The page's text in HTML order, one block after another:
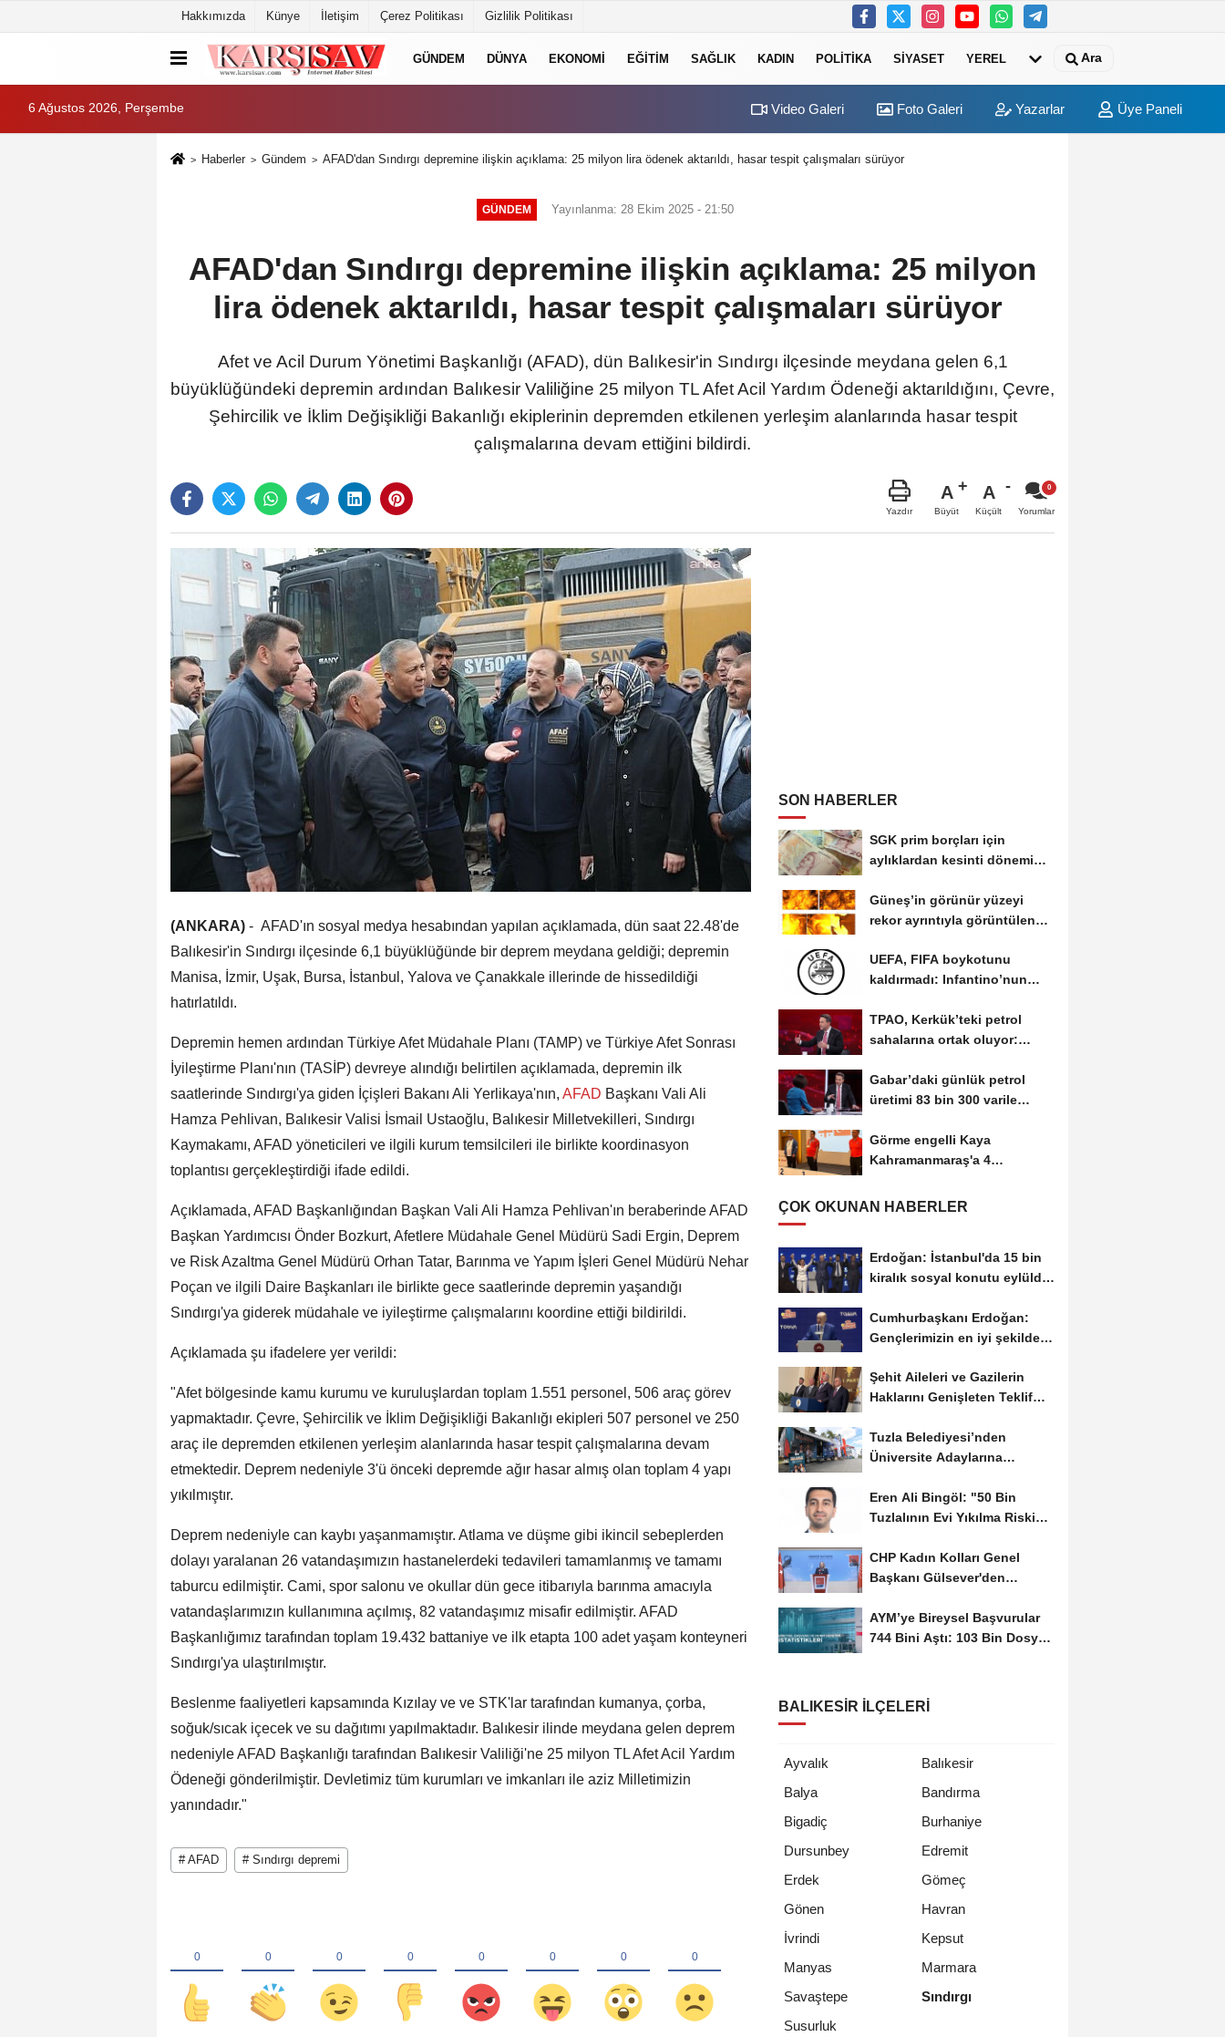
Hakkımızda Künye İletişim Çerez Politikası Gizlilik Politikası
GÜNDEM DÜNYA EKONOMI EĞITIM SAĞLIK KADIN POLITIKA SIYASET YEREL Ara
6 Ağustos 2026, Perşembe Video Galeri Foto Galeri Yazarlar Üye Paneli
Haberler Gündem AFAD'dan Sındırgı depremine ilişkin açıklama: 25 milyon lira ödenek aktarıldı, hasar tespit çalışmaları sürüyor
GÜNDEM Yayınlanma: 28 Ekim 2025 - 21:50
AFAD'dan Sındırgı depremine ilişkin açıklama: 25 milyon
lira ödenek aktarıldı, hasar tespit çalışmaları sürüyor
Afet ve Acil Durum Yönetimi Başkanlığı (AFAD), dün Balıkesir'in Sındırgı ilçesinde meydana gelen 6,1
büyüklüğündeki depremin ardından Balıkesir Valiliğine 25 milyon TL Afet Acil Yardım Ödeneği aktarıldığını, Çevre,
Şehircilik ve İklim Değişikliği Bakanlığı ekiplerinin depremden etkilenen yerleşim alanlarında hasar tespit
çalışmalarına devam ettiğini bildirdi.
Yazdır
A
Büyüt
A
Küçült Yorumlar
(ANKARA) - AFAD'ın sosyal medya hesabından yapılan açıklamada, dün saat 22.48'de
Balıkesir'in Sındırgı ilçesinde 6,1 büyüklüğünde bir deprem meydana geldiği; depremin
Manisa, İzmir, Uşak, Bursa, İstanbul, Yalova ve Çanakkale illerinde de hissedildiği
hatırlatıldı.
Depremin hemen ardından Türkiye Afet Müdahale Planı (TAMP) ve Türkiye Afet Sonrası
İyileştirme Planı'nın (TASİP) devreye alındığı belirtilen açıklamada, depremin ilk
saatlerinde Sındırgı'ya giden İçişleri Bakanı Ali Yerlikaya'nın, AFAD Başkanı Vali Ali
Hamza Pehlivan, Balıkesir Valisi İsmail Ustaoğlu, Balıkesir Milletvekilleri, Sındırgı
Kaymakamı, AFAD yöneticileri ve ilgili kurum temsilcileri ile birlikte koordinasyon
toplantısı gerçekleştirdiği ifade edildi.
Açıklamada, AFAD Başkanlığından Başkan Vali Ali Hamza Pehlivan'ın beraberinde AFAD
Başkan Yardımcısı Önder Bozkurt, Afetlere Müdahale Genel Müdürü Sadi Ergin, Deprem
ve Risk Azaltma Genel Müdürü Orhan Tatar, Barınma ve Yapım İşleri Genel Müdürü Nehar
Poçan ve ilgili Daire Başkanları ile birlikte gece saatlerinde depremin yaşandığı
Sındırgı'ya giderek müdahale ve iyileştirme çalışmalarını koordine ettiği bildirildi.
Açıklamada şu ifadelere yer verildi:
"Afet bölgesinde kamu kurumu ve kuruluşlardan toplam 1.551 personel, 506 araç görev
yapmaktadır. Çevre, Şehircilik ve İklim Değişikliği Bakanlığı ekipleri 507 personel ve 250
araç ile depremden etkilenen yerleşim alanlarında hasar tespit çalışmalarına devam
etmektedir. Deprem nedeniyle 3'ü önceki depremde ağır hasar almış olan toplam 4 yapı
yıkılmıştır.
Deprem nedeniyle can kaybı yaşanmamıştır. Atlama ve düşme gibi ikincil sebeplerden
dolayı yaralanan 26 vatandaşımızın hastanelerdeki tedavileri tamamlanmış ve tamamı
taburcu edilmiştir. Cami, spor salonu ve okullar dün gece itibarıyla barınma amacıyla
vatandaşlarımızın kullanımına açılmış, 82 vatandaşımız misafir edilmiştir. AFAD
Başkanlığımız tarafından toplam 19.432 battaniye ve ilk etapta 100 adet yaşam konteyneri
Sındırgı'ya ulaştırılmıştır.
Beslenme faaliyetleri kapsamında Kızılay ve ve STK'lar tarafından kumanya, çorba,
soğuk/sıcak içecek ve su dağıtımı yapılmaktadır. Balıkesir ilinde meydana gelen deprem
nedeniyle AFAD Başkanlığı tarafından Balıkesir Valiliği'ne 25 milyon TL Afet Acil Yardım
Ödeneği gönderilmiştir. Devletimiz tüm kurumları ve imkanları ile aziz Milletimizin
yanındadır."
# AFAD # Sındırgı depremi
SON HABERLER
SGK prim borçları için
aylıklardan kesinti dönemi
Güneş’in görünür yüzeyi
rekor ayrıntıyla görüntülendi:
UEFA, FIFA boykotunu
kaldırmadı: Infantino’nun
TPAO, Kerkük’teki petrol
sahalarına ortak oluyor:
Gabar’daki günlük petrol
üretimi 83 bin 300 varile
Görme engelli Kaya
Kahramanmaraş'a 4
ÇOK OKUNAN HABERLER
Erdoğan: İstanbul'da 15 bin
kiralık sosyal konutu eylülde
Cumhurbaşkanı Erdoğan:
Gençlerimizin en iyi şekilde
Şehit Aileleri ve Gazilerin
Haklarını Genişleten Teklif
Tuzla Belediyesi’nden
Üniversite Adaylarına
Eren Ali Bingöl: "50 Bin
Tuzlalının Evi Yıkılma Riskiyle
CHP Kadın Kolları Genel
Başkanı Gülsever'den
AYM’ye Bireysel Başvurular
744 Bini Aştı: 103 Bin Dosya
BALIKESIR İLÇELERI
Ayvalık
Balıkesir
Balya
Bandırma
Bigadiç
Burhaniye
Dursunbey
Edremit
Erdek
Gömeç
Gönen
Havran
İvrindi
Kepsut
Manyas
Marmara
Savaştepe
Sındırgı
Susurluk